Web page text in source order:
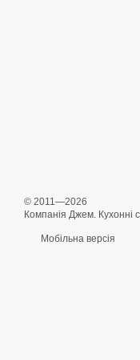
© 2011—2026
Компанія Джем. Кухонні
Мобільна версія